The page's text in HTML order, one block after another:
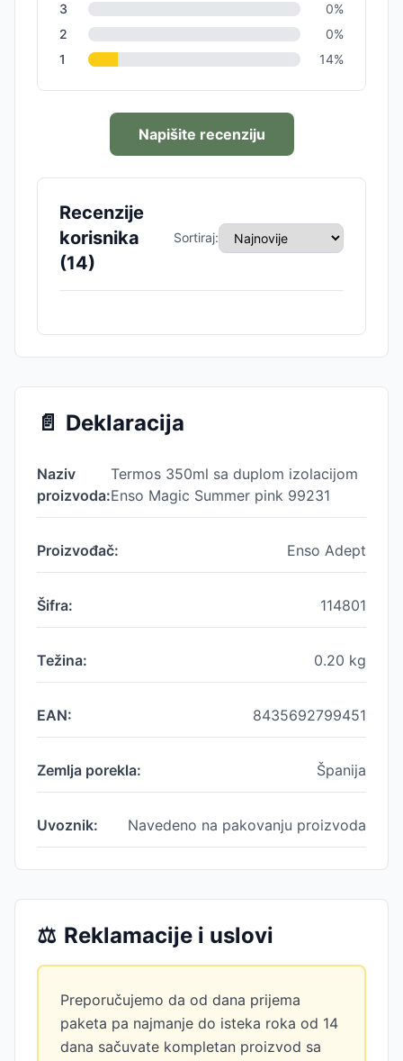
3
0%
2
0%
1
14%
Napišite recenziju
Recenzije
korisnika
(14)
Sortiraj:
📄 Deklaracija
Naziv
proizvoda:
Termos 350ml sa duplom izolacijom
Enso Magic Summer pink 99231
Proizvođač: Enso Adept
Šifra: 114801
Težina: 0.20 kg
EAN: 8435692799451
Zemlja porekla: Španija
Uvoznik: Navedeno na pakovanju proizvoda
⚖️ Reklamacije i uslovi
Preporučujemo da od dana prijema
paketa pa najmanje do isteka roka od 14
dana sačuvate kompletan proizvod sa